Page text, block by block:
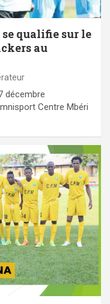
se qualifie sur le
au
décembre
Centre Mbéri